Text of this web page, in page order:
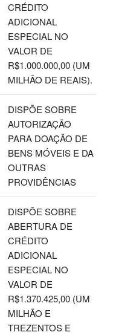
CRÉDITO
ADICIONAL
ESPECIAL NO
VALOR DE
R$1.000.000,00 (UM
MILHÃO DE REAIS).
DISPÕE SOBRE
AUTORIZAÇÃO
PARA DOAÇÃO DE
BENS MÓVEIS E DA
OUTRAS
PROVIDÊNCIAS
DISPÕE SOBRE
ABERTURA DE
CRÉDITO
ADICIONAL
ESPECIAL NO
VALOR DE
R$1.370.425,00 (UM
MILHÃO E
TREZENTOS E